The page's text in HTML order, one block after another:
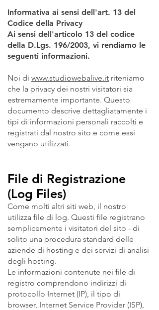
Informativa ai sensi dell'art. 13 del
Codice della Privacy
Ai sensi dell'articolo 13 del codice
della D.Lgs. 196/2003, vi rendiamo le
seguenti informazioni.
Noi di www.studiowebalive.it riteniamo
che la privacy dei nostri visitatori sia
estremamente importante. Questo
documento descrive dettagliatamente i
tipi di informazioni personali raccolti e
registrati dal nostro sito e come essi
vengano utilizzati.
File di Registrazione
(Log Files)
Come molti altri siti web, il nostro
utilizza file di log. Questi file registrano
semplicemente i visitatori del sito - di
solito una procedura standard delle
aziende di hosting e dei servizi di analisi
degli hosting.
Le informazioni contenute nei file di
registro comprendono indirizzi di
protocollo Internet (IP), il tipo di
browser, Internet Service Provider (ISP),